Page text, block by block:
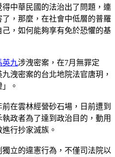
中華民國的法治出了問題，連
，那麼，在社會中低層的普羅
，如何能夠享有免於恐懼的基
英九涉洩密案，在7月無罪定
洩密案的台北地院法官唐玥，
。
前在雲林經營砂石場，日前遭到
政者為了達到政治目的，動用
行抄家滅族。
立的違憲行為，不僅司法院以